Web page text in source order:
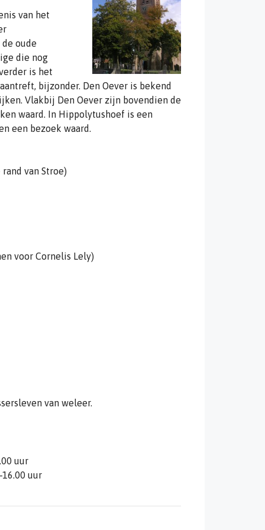
van het
oude
die nog
is het
bijzonder. Den Oever is bekend
Vlakbij Den Oever zijn bovendien de
waard. In Hippolytushoef is een
een bezoek waard.
van Stroe)
voor Cornelis Lely)
van weleer.
uur
uur